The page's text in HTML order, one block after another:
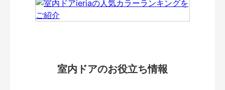
室内ドアのお役立ち情報